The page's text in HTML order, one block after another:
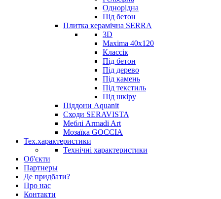
Однорідна
Під бетон
Плитка керамічна SERRA
3D
Maxima 40x120
Классік
Під бетон
Під дерево
Під камень
Під текстиль
Під шкіру
Піддони Aquanit
Сходи SERAVISTA
Меблі Armadi Art
Мозаїка GOCCIA
Тех.характеристики
Технічні характеристики
Об'єкти
Партнеры
Де придбати?
Про нас
Контакти